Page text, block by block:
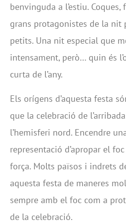
benvinguda a l’estiu.
grans protagonistes de la nit
petits. Una nit especial que
intensament, però… quin és
curta de l’any.
Els orígens d’aquesta festa
que la celebració de
l’hemisferi nord. Encendre
representació d’apropar el
força. Molts països i indrets
aquesta festa de maneres
sempre amb el foc com a
de la celebració.